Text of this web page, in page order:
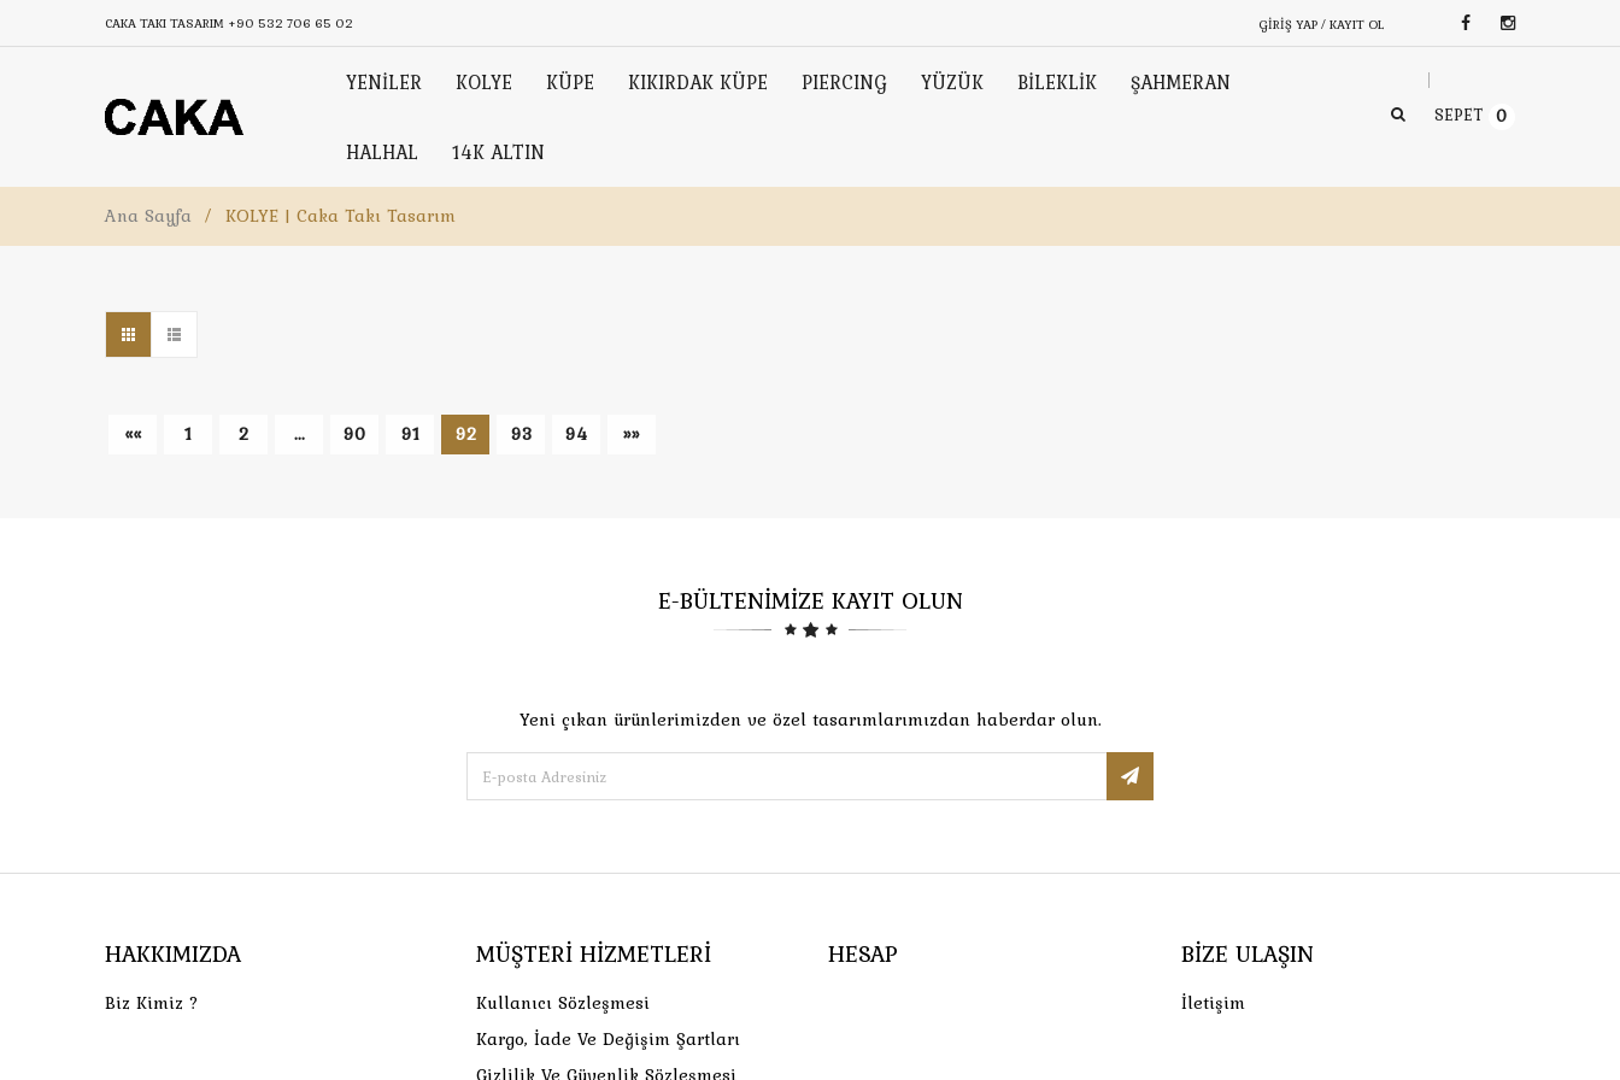
CAKA TAKI TASARIM +90 532 706 65 02 GIRIŞ YAP / KAYIT OL
YENİLER KOLYE KÜPE KIKIRDAK KÜPE PIERCING YÜZÜK BİLEKLİK ŞAHMERAN
HALHAL 14K ALTIN
SEPET 0
Ana Sayfa / KOLYE | Caka Takı Tasarım
«« 1 2 ... 90 91 92 93 94 »»
E-BÜLTENİMİZE KAYIT OLUN
Yeni çıkan ürünlerimizden ve özel tasarımlarımızdan haberdar olun.
HAKKIMIZDA
Biz Kimiz ?
MÜŞTERI HIZMETLERI
Kullanıcı Sözleşmesi
Kargo, İade Ve Değişim Şartları
HESAP BIZE ULAŞIN
İletişim